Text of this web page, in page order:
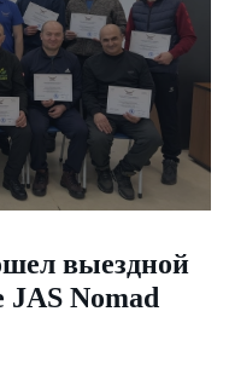
выездной
JAS Nomad